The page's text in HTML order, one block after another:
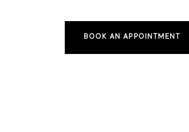
BOOK AN APPOINTMENT